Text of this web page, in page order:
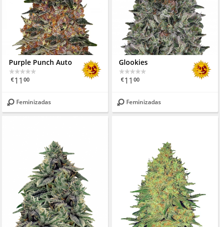
Purple Punch Auto
€11 00
Feminizadas
Glookies
€11 00
Feminizadas